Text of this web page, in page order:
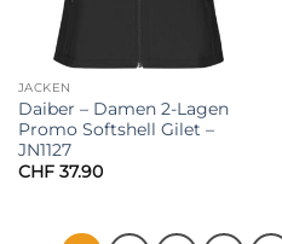
JACKEN
Daiber – Damen 2-Lagen
Promo Softshell Gilet –
JN1127
CHF37.90